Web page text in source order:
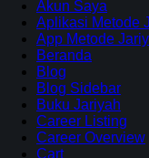
Akun Saya
Aplikasi Metode
App Metode
Beranda
Blog
Blog Sidebar
Buku Jariyah
Career Listing
Career Overview
Cart